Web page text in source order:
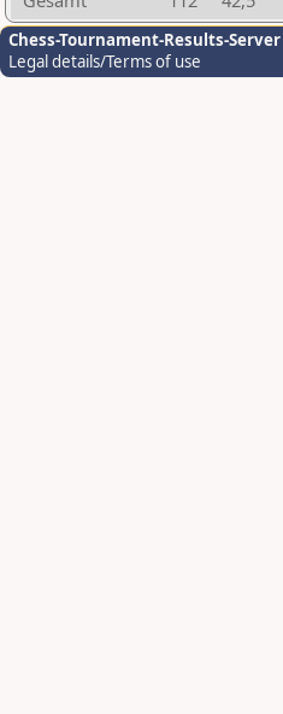
Chess-Tournament-Results-Server
Legal details/Terms of use